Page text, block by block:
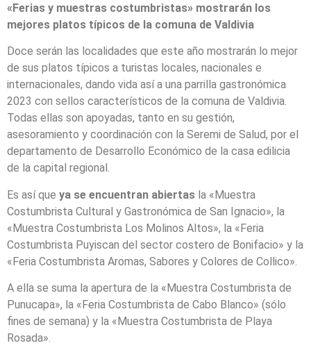
«Ferias y muestras costumbristas» mostrarán los
mejores platos típicos de la comuna de Valdivia
Doce serán las localidades que este año mostrarán lo mejor
de sus platos típicos a turistas locales, nacionales e
internacionales, dando vida así a una parrilla gastronómica
2023 con sellos característicos de la comuna de Valdivia.
Todas ellas son apoyadas, tanto en su gestión,
asesoramiento y coordinación con la Seremi de Salud, por el
departamento de Desarrollo Económico de la casa edilicia
de la capital regional.
Es así que ya se encuentran abiertas la «Muestra
Costumbrista Cultural y Gastronómica de San Ignacio», la
«Muestra Costumbrista Los Molinos Altos», la «Feria
Costumbrista Puyiscan del sector costero de Bonifacio» y la
«Feria Costumbrista Aromas, Sabores y Colores de Collico».
A ella se suma la apertura de la «Muestra Costumbrista de
Punucapa», la «Feria Costumbrista de Cabo Blanco» (sólo
fines de semana) y la «Muestra Costumbrista de Playa
Rosada».